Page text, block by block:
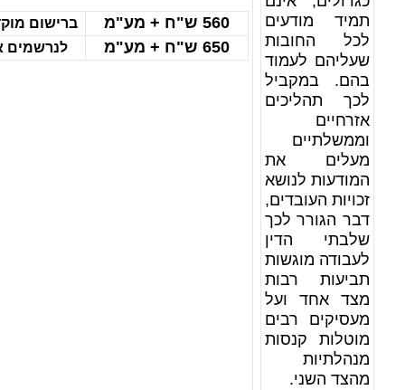
תמיד מודעים
לכל החובות
שעליהם לעמוד
בהם. במקביל
לכך תהליכים
אזרחיים
וממשלתיים
מעלים את
המודעות לנושא
זכויות העובדים,
דבר הגורר לכך
שלבתי הדין
לעבודה מוגשות
תביעות רבות
מצד אחד ועל
מעסיקים רבים
מוטלות קנסות
מנהלתיות
מהצד השני.
560 ש"ח + מע"מ ברישום מוקדם
650 ש"ח + מע"מ לנרשמים אחרי